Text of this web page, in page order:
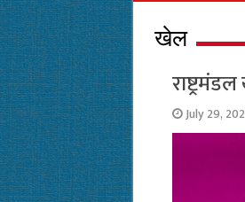
खेल
July 29,